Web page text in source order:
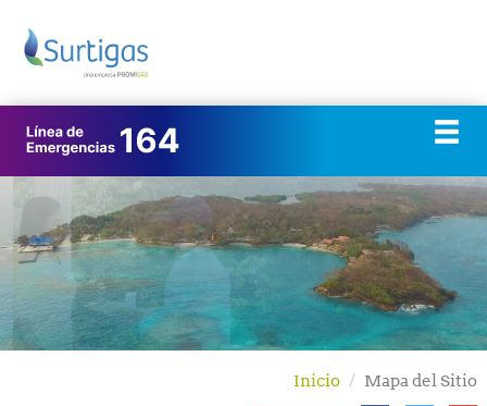
Inicio Mapa del Sitio